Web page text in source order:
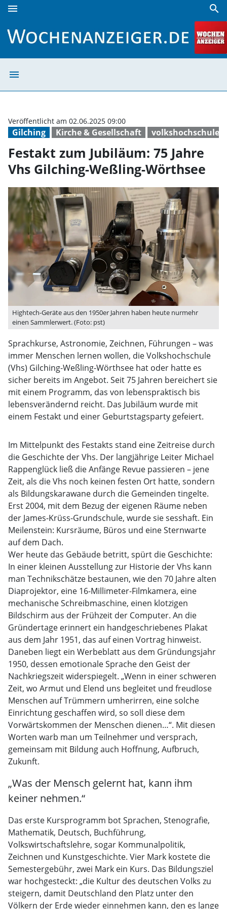
menu search
menu
Gilching Kirche & Gesellschaft volkshochschule
Veröffentlicht am 02.06.2025 09:00
Festakt zum Jubiläum: 75 Jahre
Vhs Gilching-Weßling-Wörthsee
Hightech-Geräte aus den 1950er Jahren haben heute nurmehr
einen Sammlerwert. (Foto: pst)
Sprachkurse, Astronomie, Zeichnen, Führungen – was
immer Menschen lernen wollen, die Volkshochschule
(Vhs) Gilching-Weßling-Wörthsee hat oder hatte es
sicher bereits im Angebot. Seit 75 Jahren bereichert sie
mit einem Programm, das von lebenspraktisch bis
lebensverändernd reicht. Das Jubiläum wurde mit
einem Festakt und einer Geburtstagsparty gefeiert.
Im Mittelpunkt des Festakts stand eine Zeitreise durch
die Geschichte der Vhs. Der langjährige Leiter Michael
Rappenglück ließ die Anfänge Revue passieren – jene
Zeit, als die Vhs noch keinen festen Ort hatte, sondern
als Bildungskarawane durch die Gemeinden tingelte.
Erst 2004, mit dem Bezug der eigenen Räume neben
der James-Krüss-Grundschule, wurde sie sesshaft. Ein
Meilenstein: Kursräume, Büros und eine Sternwarte
auf dem Dach.
Wer heute das Gebäude betritt, spürt die Geschichte:
In einer kleinen Ausstellung zur Historie der Vhs kann
man Technikschätze bestaunen, wie den 70 Jahre alten
Diaprojektor, eine 16-Millimeter-Filmkamera, eine
mechanische Schreibmaschine, einen klotzigen
Bildschirm aus der Frühzeit der Computer. An die
Gründertage erinnert ein handgeschriebenes Plakat
aus dem Jahr 1951, das auf einen Vortrag hinweist.
Daneben liegt ein Werbeblatt aus dem Gründungsjahr
1950, dessen emotionale Sprache den Geist der
Nachkriegszeit widerspiegelt. „Wenn in einer schweren
Zeit, wo Armut und Elend uns begleitet und freudlose
Menschen auf Trümmern umherirren, eine solche
Einrichtung geschaffen wird, so soll diese dem
Vorwärtskommen der Menschen dienen…“. Mit diesen
Worten warb man um Teilnehmer und versprach,
gemeinsam mit Bildung auch Hoffnung, Aufbruch,
Zukunft.
„Was der Mensch gelernt hat, kann ihm
keiner nehmen.“
Das erste Kursprogramm bot Sprachen, Stenografie,
Mathematik, Deutsch, Buchführung,
Volkswirtschaftslehre, sogar Kommunalpolitik,
Zeichnen und Kunstgeschichte. Vier Mark kostete die
Semestergebühr, zwei Mark ein Kurs. Das Bildungsziel
war hochgesteckt: „die Kultur des deutschen Volks zu
steigern, damit Deutschland den Platz unter den
Völkern der Erde wieder einnehmen kann, den es lange